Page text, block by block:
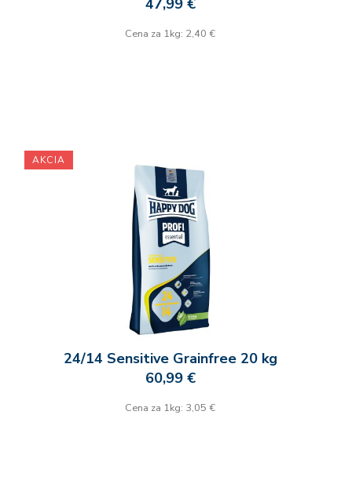
47,99 €
Cena za 1kg: 2,40 €
24/14 Sensitive Grainfree 20 kg
60,99 €
Cena za 1kg: 3,05 €
AKCIA